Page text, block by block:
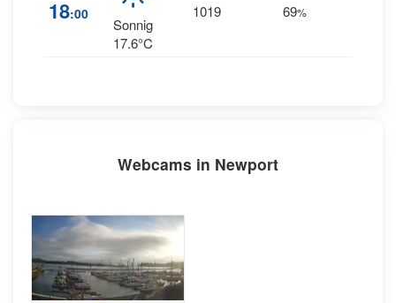
18:00
Sonnig
17.6°C
1019 69%
Webcams in Newport